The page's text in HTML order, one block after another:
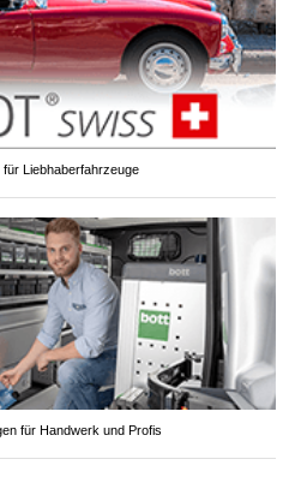
Liebhaberfahrzeuge
für Handwerk und Profis